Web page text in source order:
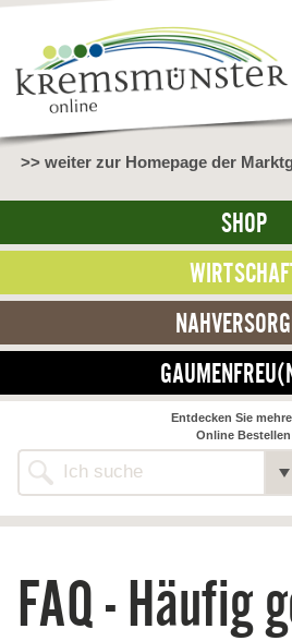
>> weiter zur Homepage der
SHOP
Entdecken Sie
Online
FAQ - Häufig